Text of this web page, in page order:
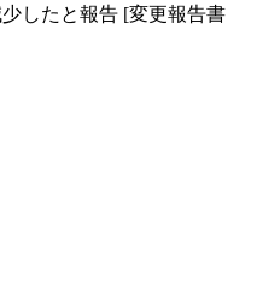
したと報告 [変更報告書